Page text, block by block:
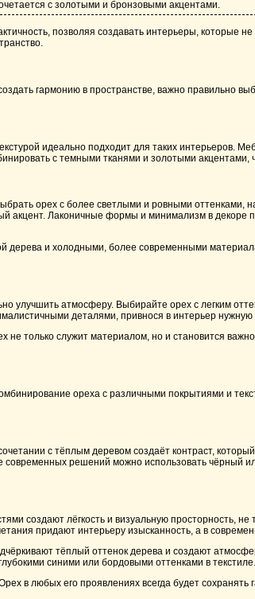
с золотыми и бронзовыми акцентами.
позволяя создавать интерьеры, которые
гармонию в пространстве, важно правильно
идеально подходит для таких интерьеров.
с темными тканями и золотыми акцентами,
орех с более светлыми и ровными оттенками,
акцент. Лаконичные формы и минимализм в декоре
дерева и холодными, более современными
улучшить атмосферу. Выбирайте орех с легким
деталями, привнося в интерьер
только служит материалом, но и становится
ореха с различными покрытиями и
с тёплым деревом создаёт контраст,
решений можно использовать чёрный
создают лёгкость и визуальную просторность,
придают интерьеру изысканность, а в
тёплый оттенок дерева и создают
синими или бордовыми оттенками в текстиле.
в любых его проявлениях всегда будет сохранять